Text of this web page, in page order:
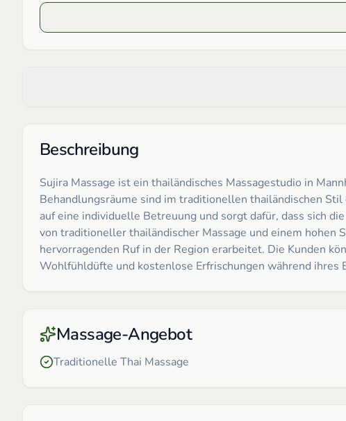
Beschreibung
Sujira Massage ist ein thailändisches Massagestudio in
Behandlungsräume sind im traditionellen thailändischen
auf eine individuelle Betreuung und sorgt dafür, dass sich
von traditioneller thailändischer Massage und einem hohen
hervorragenden Ruf in der Region erarbeitet. Die Kunden
Wohlfühldüfte und kostenlose Erfrischungen während ihres
Massage-Angebot
Traditionelle Thai Massage